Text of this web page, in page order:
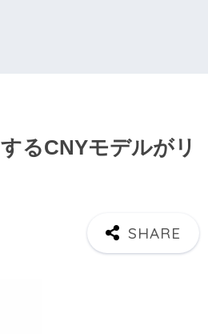
るCNYモデルがリ